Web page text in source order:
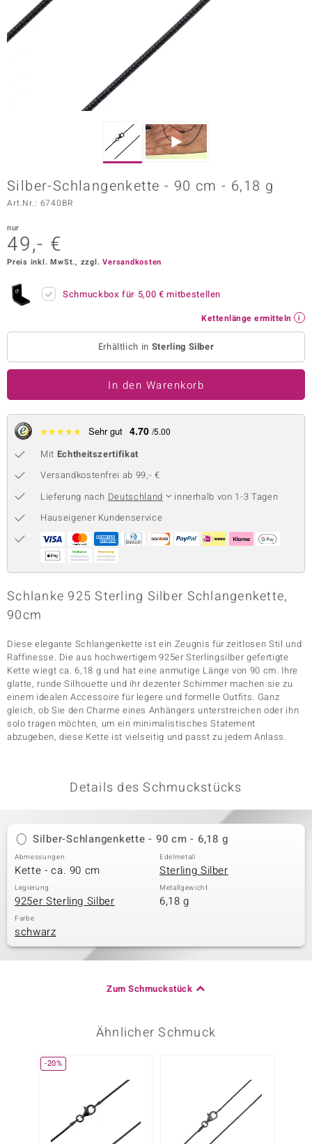
Edition
Collection
Classics
Silber-Schlangenkette - 90 cm - 6,18 g
Art.Nr.: 6740BR
nur
49,- €
Preis inkl. MwSt., zzgl.Versandkosten
Schmuckbox für 5,00 € mitbestellen
Kettenlänge ermitteln
Erhältlich in Sterling Silber
In den Warenkorb
★★★★★ Sehr gut 4.70 /5.00
Mit Echtheitszertifikat
Versandkostenfrei ab 99,- €
Lieferung nach Deutschland
innerhalb von 1-3 Tagen
Hauseigener Kundenservice
Schlanke 925 Sterling Silber Schlangenkette,
90cm
Diese elegante Schlangenkette ist ein Zeugnis für zeitlosen Stil und
Raffinesse. Die aus hochwertigem 925er Sterlingsilber gefertigte
Kette wiegt ca. 6,18 g und hat eine anmutige Länge von 90 cm. Ihre
glatte, runde Silhouette und ihr dezenter Schimmer machen sie zu
einem idealen Accessoire für legere und formelle Outfits. Ganz
gleich, ob Sie den Charme eines Anhängers unterstreichen oder ihn
solo tragen möchten, um ein minimalistisches Statement
abzugeben, diese Kette ist vielseitig und passt zu jedem Anlass.
Details des Schmuckstücks
Silber-Schlangenkette - 90 cm - 6,18 g
Abmessungen
Kette - ca. 90 cm
Edelmetall
Sterling Silber
Legierung
925er Sterling Silber
Metallgewicht
6,18 g
Farbe
schwarz
Zum Schmuckstück
Ähnlicher Schmuck
-20%